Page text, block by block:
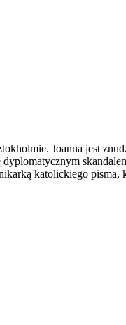
Joanna jest
katolickiego